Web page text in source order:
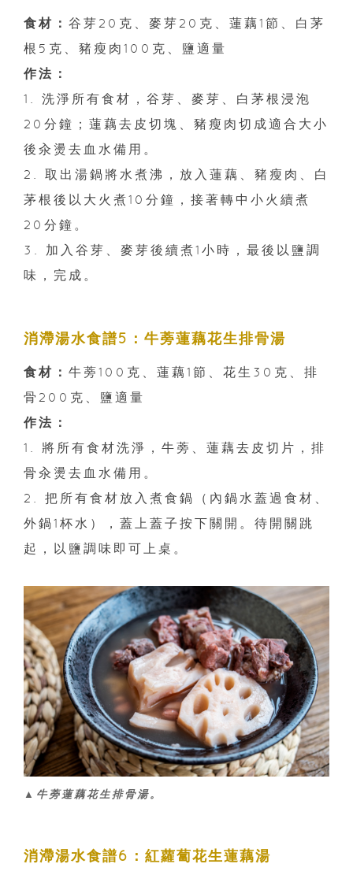
食材： 谷芽20克、麥芽20克、蓮藕1節、白茅
根5克、豬瘦肉100克、鹽適量
作法：
1. 洗淨所有食材，谷芽、麥芽、白茅根浸泡
20分鐘；蓮藕去皮切塊、豬瘦肉切成適合大小
後汆燙去血水備用。
2. 取出湯鍋將水煮沸，放入蓮藕、豬瘦肉、白
茅根後以大火煮10分鐘，接著轉中小火續煮
20分鐘。
3. 加入谷芽、麥芽後續煮1小時，最後以鹽調
味，完成。
消滯湯水食譜5：牛蒡蓮藕花生排骨湯
食材： 牛蒡100克、蓮藕1節、花生30克、排
骨200克、鹽適量
作法：
1. 將所有食材洗淨，牛蒡、蓮藕去皮切片，排
骨汆燙去血水備用。
2. 把所有食材放入煮食鍋（內鍋水蓋過食材、
外鍋1杯水），蓋上蓋子按下關開。待開關跳
起，以鹽調味即可上桌。
▲牛蒡蓮藕花生排骨湯。
消滯湯水食譜6：紅蘿蔔花生蓮藕湯